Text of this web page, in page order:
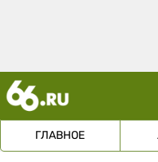
ГЛАВНОЕ